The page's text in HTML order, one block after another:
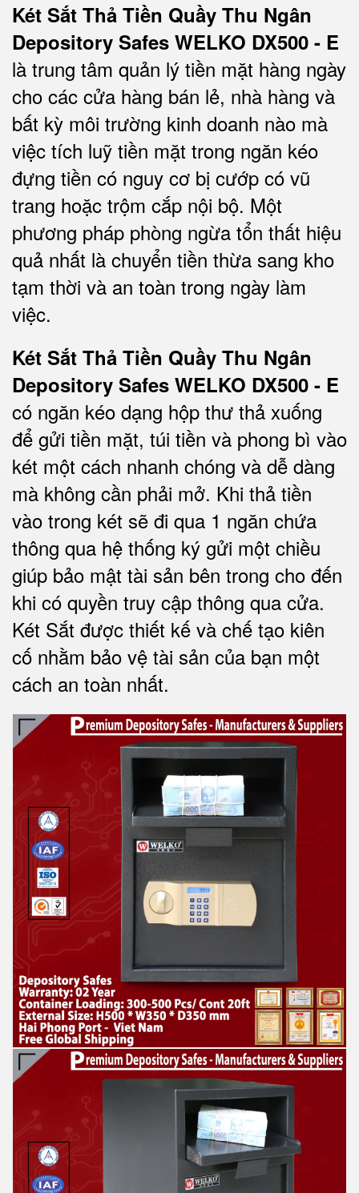
Két Sắt Thả Tiền Quầy Thu Ngân
Depository Safes WELKO DX500 - E
là trung tâm quản lý tiền mặt hàng ngày
cho các cửa hàng bán lẻ, nhà hàng và
bất kỳ môi trường kinh doanh nào mà
việc tích luỹ tiền mặt trong ngăn kéo
đựng tiền có nguy cơ bị cướp có vũ
trang hoặc trộm cắp nội bộ. Một
phương pháp phòng ngừa tổn thất hiệu
quả nhất là chuyển tiền thừa sang kho
tạm thời và an toàn trong ngày làm
việc.
Két Sắt Thả Tiền Quầy Thu Ngân
Depository Safes WELKO DX500 - E
có ngăn kéo dạng hộp thư thả xuống
để gửi tiền mặt, túi tiền và phong bì vào
két một cách nhanh chóng và dễ dàng
mà không cần phải mở. Khi thả tiền
vào trong két sẽ đi qua 1 ngăn chứa
thông qua hệ thống ký gửi một chiều
giúp bảo mật tài sản bên trong cho đến
khi có quyền truy cập thông qua cửa.
Két Sắt được thiết kế và chế tạo kiên
cố nhằm bảo vệ tài sản của bạn một
cách an toàn nhất.